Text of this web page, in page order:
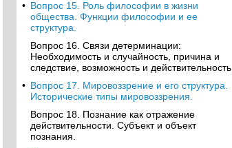
• Вопрос 15. Роль философии в жизни
общества. Функции философии и ее
структура.
Вопрос 16. Связи детерминации:
Необходимость и случайность, причина и
следствие, возможность и действительность.
• Вопрос 17. Мировоззрение и его структура.
Исторические типы мировоззрения.
Вопрос 18. Познание как отражение
действительности. Субъект и объект
познания.